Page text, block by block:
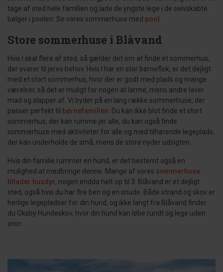
tage af sted hele familien og lade de yngste lege i de selvskabte
bølger i poolen. Se vores sommerhuse med pool
Store sommerhuse i Blåvand
Hvis I skal flere af sted, så gælder det om at finde et sommerhus,
der svarer til jeres behov. Hvis I har en stor børneflok, er det dejligt
med et stort sommerhus, hvor der er godt med plads og mange
værelser, så det er muligt for nogen at larme, mens andre laver
mad og slapper af. Vi byder på en lang række sommerhuse, der
passer perfekt til
børnefamilien . Du kan ikke blot finde et stort
sommerhus, der kan rumme jer alle, du kan også finde
sommerhuse med aktiviteter for alle og med tilhørende legeplads,
der kan underholde de små, mens de store nyder udsigten.
Hvis din familie rummer en hund, er det bestemt også en
mulighed at medbringe denne. Mange af vores sommerhuse
tillader husdyr, nogen endda helt op til 3. Blåvand er et dejligt
sted, også hvis du har fire ben og en snude. Både strand og skov er
herlige legepladser for din hund, og ikke langt fra Blåvand finder
du Oksby Hundeskov, hvor din hund kan løbe rundt og lege uden
snor.